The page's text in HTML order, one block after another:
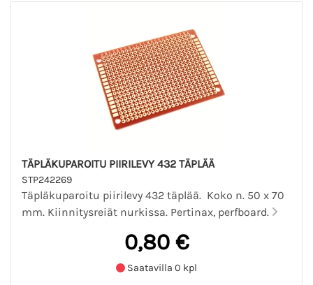
TÄPLÄKUPAROITU PIIRILEVY 432 TÄPLÄÄ
STP242269
Täpläkuparoitu piirilevy 432 täplää. Koko n. 50 x 70
mm. Kiinnitysreiät nurkissa. Pertinax, perfboard.
0,80 €
Saatavilla 0 kpl